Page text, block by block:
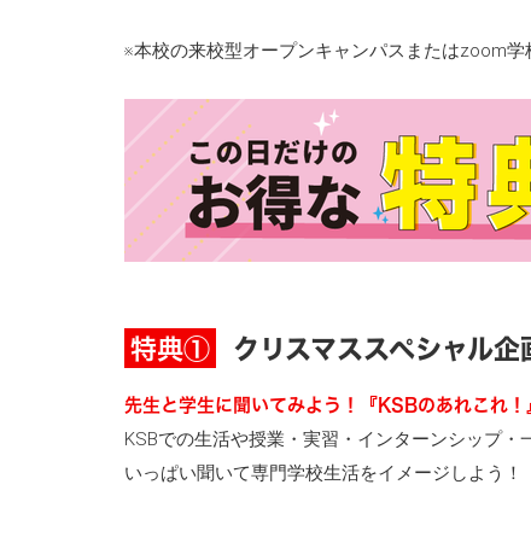
※本校の来校型オープンキャンパスまたはzoom
特典① クリスマススペシャル企
先生と学生に聞いてみよう！『KSBのあれこれ！
KSBでの生活や授業・実習・インターンシップ・
いっぱい聞いて専門学校生活をイメージしよう！